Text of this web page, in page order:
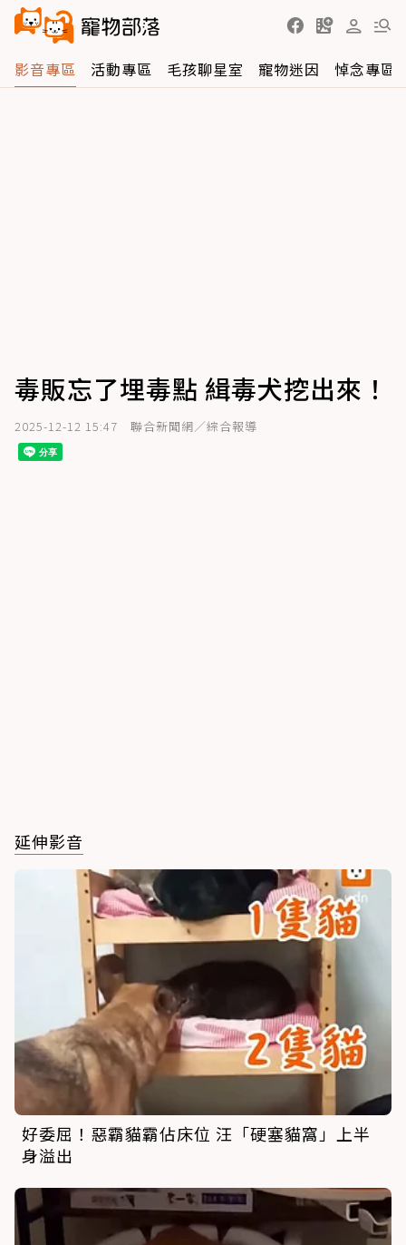
影音專區 活動專區 毛孩聊星室 寵物迷因 悼念專區
毒販忘了埋毒點 緝毒犬挖出來！
2025-12-12 15:47 聯合新聞網／綜合報導
延伸影音
好委屈！惡霸貓霸佔床位 汪「硬塞貓窩」上半
身溢出